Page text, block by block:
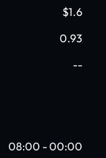
$1.6
0.93
--
08:00 - 00:00